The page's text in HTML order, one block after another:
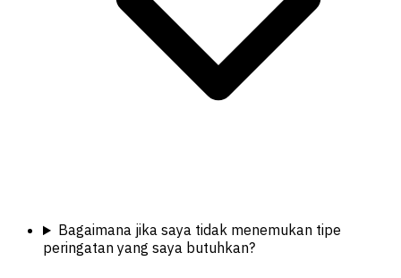
Bagaimana jika saya tidak menemukan tipe
peringatan yang saya butuhkan?